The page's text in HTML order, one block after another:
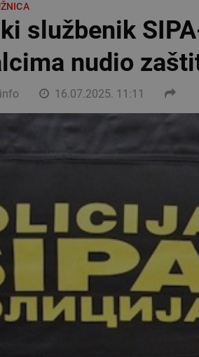
službenik
nudio
16.07.2025. 11:11